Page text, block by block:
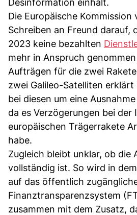
Desinformation einhält.
Die Europäische Kommission
Schreiben an Freund darauf,
2023 keine bezahlten
mehr in Anspruch
Aufträgen für die zwei
zwei Galileo-Satelliten erklärt
bei diesen um eine
da es Verzögerungen bei der
europäischen Trägerrakete
habe.
Zugleich bleibt unklar, ob die
vollständig ist. So wird in
auf das öffentlich
Finanztransparenzsystem
zusammen mit dem Zusatz,